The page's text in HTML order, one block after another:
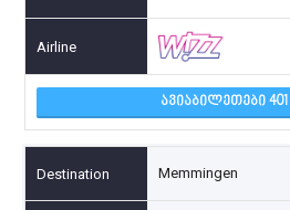
ᲐᲕᲘᲐᲑᲘᲚᲔᲗᲔᲑᲘ 401
Memmingen